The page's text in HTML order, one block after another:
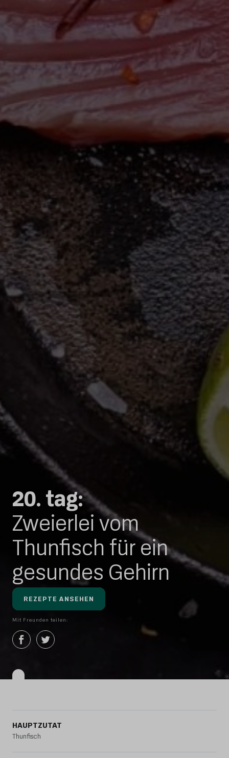
20. tag:
Zweierlei vom
Thunfisch für ein
gesundes Gehirn
REZEPTE ANSEHEN
Mit Freunden teilen:
HAUPTZUTAT
Thunfisch